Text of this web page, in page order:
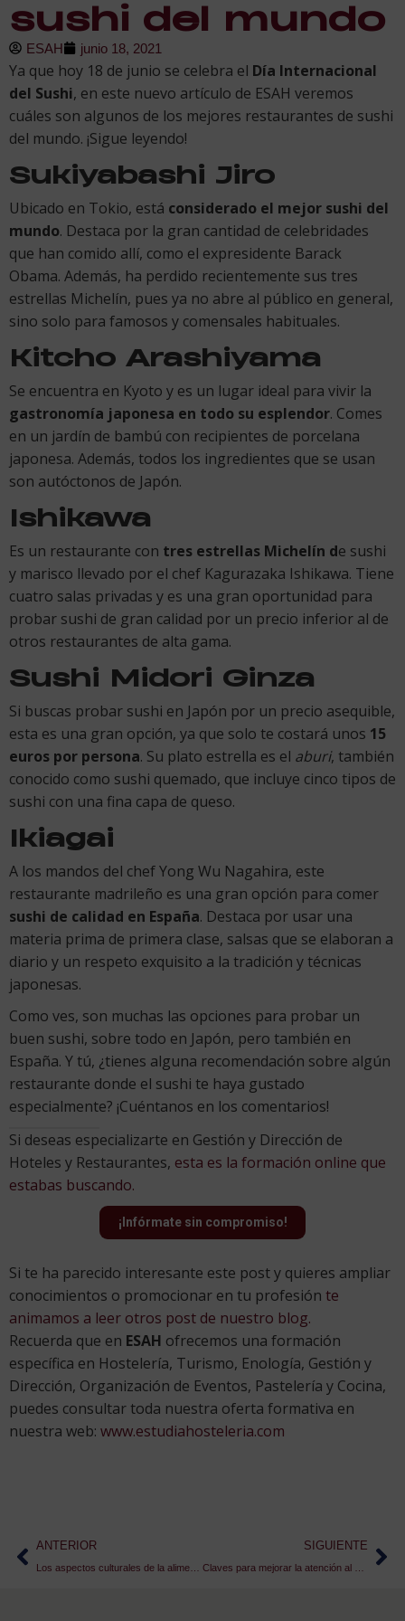
sushi del mundo
ESAH junio 18, 2021
Ya que hoy 18 de junio se celebra el Día Internacional
del Sushi, en este nuevo artículo de ESAH veremos
cuáles son algunos de los mejores restaurantes de sushi
del mundo. ¡Sigue leyendo!
Sukiyabashi Jiro
Ubicado en Tokio, está considerado el mejor sushi del
mundo. Destaca por la gran cantidad de celebridades
que han comido allí, como el expresidente Barack
Obama. Además, ha perdido recientemente sus tres
estrellas Michelín, pues ya no abre al público en general,
sino solo para famosos y comensales habituales.
Kitcho Arashiyama
Se encuentra en Kyoto y es un lugar ideal para vivir la
gastronomía japonesa en todo su esplendor. Comes
en un jardín de bambú con recipientes de porcelana
japonesa. Además, todos los ingredientes que se usan
son autóctonos de Japón.
Ishikawa
Es un restaurante con tres estrellas Michelín de sushi
y marisco llevado por el chef Kagurazaka Ishikawa. Tiene
cuatro salas privadas y es una gran oportunidad para
probar sushi de gran calidad por un precio inferior al de
otros restaurantes de alta gama.
Sushi Midori Ginza
Si buscas probar sushi en Japón por un precio asequible,
esta es una gran opción, ya que solo te costará unos 15
euros por persona. Su plato estrella es el aburi, también
conocido como sushi quemado, que incluye cinco tipos de
sushi con una fina capa de queso.
Ikiagai
A los mandos del chef Yong Wu Nagahira, este
restaurante madrileño es una gran opción para comer
sushi de calidad en España. Destaca por usar una
materia prima de primera clase, salsas que se elaboran a
diario y un respeto exquisito a la tradición y técnicas
japonesas.
Como ves, son muchas las opciones para probar un
buen sushi, sobre todo en Japón, pero también en
España. Y tú, ¿tienes alguna recomendación sobre algún
restaurante donde el sushi te haya gustado
especialmente? ¡Cuéntanos en los comentarios!
Si deseas especializarte en Gestión y Dirección de
Hoteles y Restaurantes, esta es la formación online que
estabas buscando.
¡Infórmate sin compromiso!
Si te ha parecido interesante este post y quieres ampliar
conocimientos o promocionar en tu profesión te
animamos a leer otros post de nuestro blog.
Recuerda que en ESAH ofrecemos una formación
específica en Hostelería, Turismo, Enología, Gestión y
Dirección, Organización de Eventos, Pastelería y Cocina,
puedes consultar toda nuestra oferta formativa en
nuestra web: www.estudiahosteleria.com
ANTERIOR SIGUIENTE